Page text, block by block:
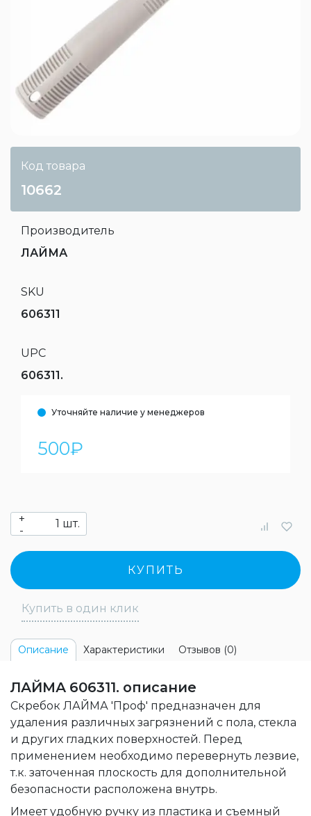
Код товара
10662
Производитель
ЛАЙМА
SKU
606311
UPC
606311.
Уточняйте наличие у менеджеров
500₽
+
-
шт.
КУПИТЬ
Купить в один клик
Описание Характеристики Отзывов (0)
ЛАЙМА 606311. описание
Скребок ЛАЙМА 'Проф' предназначен для
удаления различных загрязнений с пола, стекла
и других гладких поверхностей. Перед
применением необходимо перевернуть лезвие,
т.к. заточенная плоскость для дополнительной
безопасности расположена внутрь.
Имеет удобную ручку из пластика и съемный